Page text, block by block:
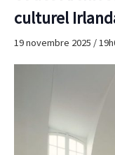
culturel
19 novembre 2025 /